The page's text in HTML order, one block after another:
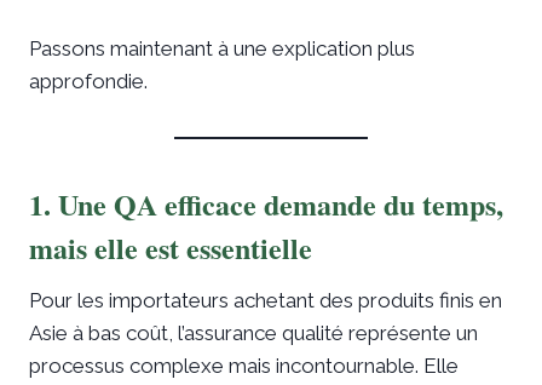
Passons maintenant à une explication plus
approfondie.
1. Une QA efficace demande du temps,
mais elle est essentielle
Pour les importateurs achetant des produits finis en
Asie à bas coût, l’assurance qualité représente un
processus complexe mais incontournable. Elle